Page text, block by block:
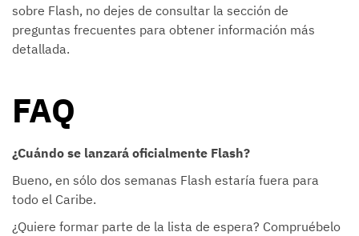
sobre Flash, no dejes de consultar la sección de
preguntas frecuentes para obtener información más
detallada.
FAQ
¿Cuándo se lanzará oficialmente Flash?
Bueno, en sólo dos semanas Flash estaría fuera para
todo el Caribe.
¿Quiere formar parte de la lista de espera? Compruébelo